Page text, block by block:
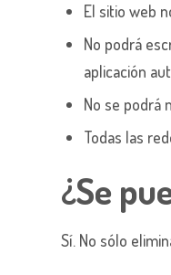
El sitio web
No podrá
aplicación
No se podrá
Todas las
¿Se
Sí. No sólo